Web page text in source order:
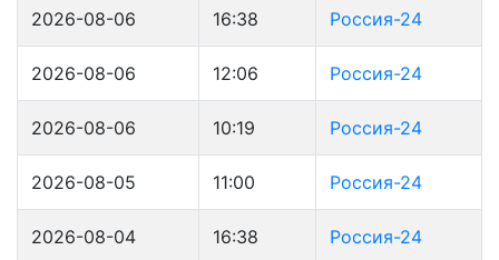
2026-08-06 16:38 Россия-24
2026-08-06 12:06 Россия-24
2026-08-06 10:19 Россия-24
2026-08-05 11:00 Россия-24
2026-08-04 16:38 Россия-24